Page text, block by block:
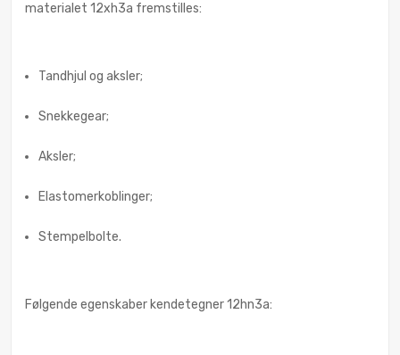
materialet 12xh3a fremstilles:
Tandhjul og aksler;
Snekkegear;
Aksler;
Elastomerkoblinger;
Stempelbolte.
Følgende egenskaber kendetegner 12hn3a: